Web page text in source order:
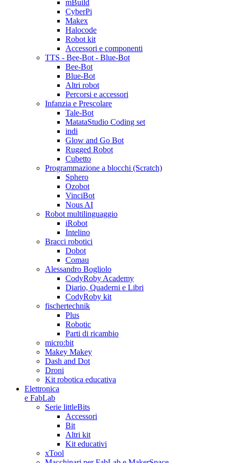
mBuild
CyberPi
Makex
Halocode
Robot kit
Accessori e componenti
TTS - Bee-Bot - Blue-Bot
Bee-Bot
Blue-Bot
Altri robot
Percorsi e accessori
Infanzia e Prescolare
Tale-Bot
MatataStudio Coding set
indi
Glow and Go Bot
Rugged Robot
Cubetto
Programmazione a blocchi (Scratch)
Sphero
Ozobot
VinciBot
Nous AI
Robot multilinguaggio
iRobot
Intelino
Bracci robotici
Dobot
Comau
Alessandro Bogliolo
CodyRoby Academy
Diario, Quaderni e Libri
CodyRoby kit
fischertechnik
Plus
Robotic
Parti di ricambio
micro:bit
Makey Makey
Dash and Dot
Droni
Kit robotica educativa
Elettronica
e FabLab
Serie littleBits
Accessori
Bit
Altri kit
Kit educativi
xTool